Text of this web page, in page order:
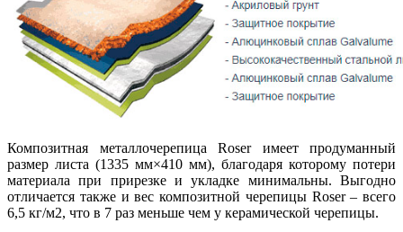
Композитная металлочерепица Roser имеет продуманный
размер листа (1335 мм×410 мм), благодаря которому потери
материала при прирезке и укладке минимальны. Выгодно
отличается также и вес композитной черепицы Roser – всего
6,5 кг/м2, что в 7 раз меньше чем у керамической черепицы.